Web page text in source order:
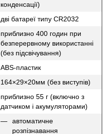
конденсації)
дві батареї типу CR2032
приблизно 400 годин при
безперервному використанні
(без підсвічування)
ABS-пластик
164×29×20мм (без виступів)
приблизно 55 г (включно з
датчиком і акумуляторами)
автоматичне
розпізнавання